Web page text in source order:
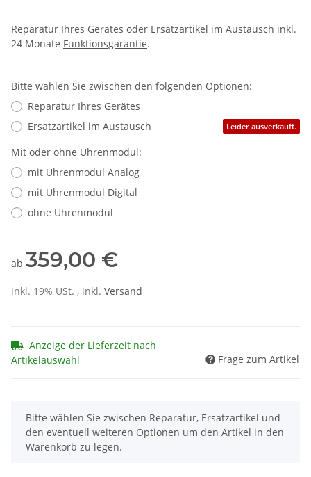
Reparatur Ihres Gerätes oder Ersatzartikel im Austausch inkl.
24 Monate Funktionsgarantie.
Bitte wählen Sie zwischen den folgenden Optionen:
Reparatur Ihres Gerätes
Ersatzartikel im Austausch
Leider ausverkauft.
Mit oder ohne Uhrenmodul:
mit Uhrenmodul Analog
mit Uhrenmodul Digital
ohne Uhrenmodul
ab 359,00 €
inkl. 19% USt. , inkl. Versand
Anzeige der Lieferzeit nach
Artikelauswahl
Frage zum Artikel
x
Bitte wählen Sie zwischen Reparatur, Ersatzartikel und
den eventuell weiteren Optionen um den Artikel in den
Warenkorb zu legen.